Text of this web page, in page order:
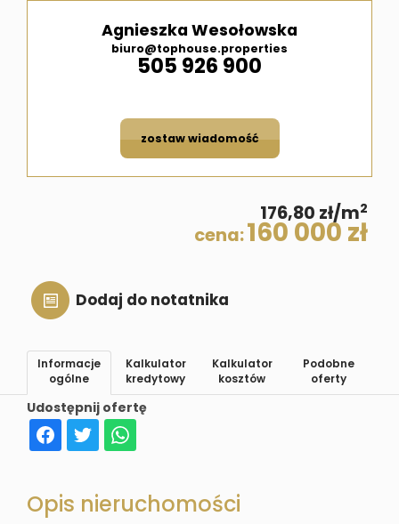
Agnieszka Wesołowska
biuro@tophouse.properties
505 926 900
zostaw wiadomość
176,80 zł/m2
cena:160 000 zł
Dodaj do notatnika
Udostępnij ofertę
Informacje
ogólne
Kalkulator
kredytowy
Kalkulator
kosztów
Podobne
oferty
Opis nieruchomości